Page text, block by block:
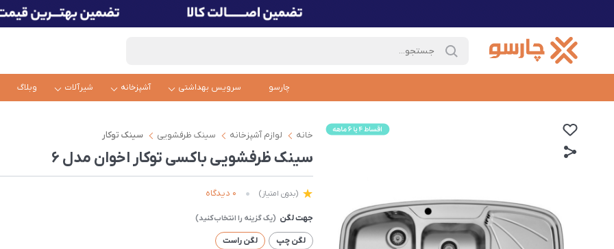
چارسو سرویس بهداشتی آشپزخانه شیرآلات وبلاگ
خانه لوازم آشپزخانه سینک ظرفشویی سینک توکار
سینک ظرفشویی باکسی توکار اخوان مدل 6
(بدون امتیاز) 0 دیدگاه
جهت لگن
لگن چپ لگن راست